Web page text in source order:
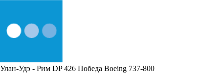
Улан-Удэ - Рим DP 426 Победа Boeing 737-800